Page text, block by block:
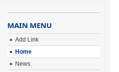
MAIN MENU
Add Link
Home
News